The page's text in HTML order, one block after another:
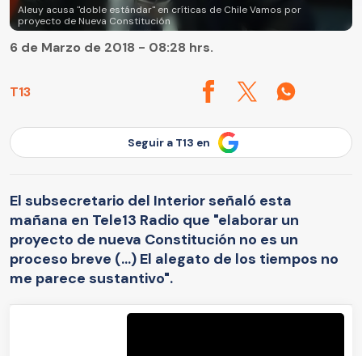
Aleuy acusa "doble estándar" en críticas de Chile Vamos por
proyecto de Nueva Constitución
T13
6 de Marzo de 2018 - 08:28 hrs.
Seguir a T13 en
El subsecretario del Interior señaló esta
mañana en Tele13 Radio que "elaborar un
proyecto de nueva Constitución no es un
proceso breve (...) El alegato de los tiempos no
me parece sustantivo".